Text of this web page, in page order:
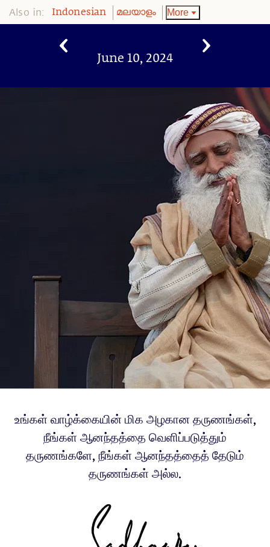
Also in: Indonesian മലയാളം More
June 10, 2024
உங்கள் வாழ்க்கையின் மிக அழகான தருணங்கள்,
நீங்கள் ஆனந்தத்தை வெளிப்படுத்தும்
தருணங்களே, நீங்கள் ஆனந்தத்தைத் தேடும்
தருணங்கள் அல்ல.